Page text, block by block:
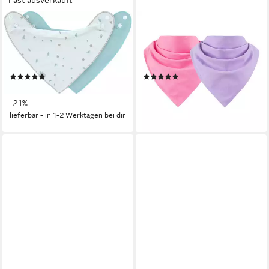
LÄSSIG
Dreieckstuch Bandana, Floral,
(Set, 2-St), für Babys;
wasserdicht
(1)
UVP11,95 €
-21%
lieferbar - in 1-2 Werktagen bei dir
Halstuch Dreieckstuch
Kopftuch Mädchen Kinder
unifarben Frühling Herbst
12,90 €
lieferbar - in 4-5 Werktagen bei dir